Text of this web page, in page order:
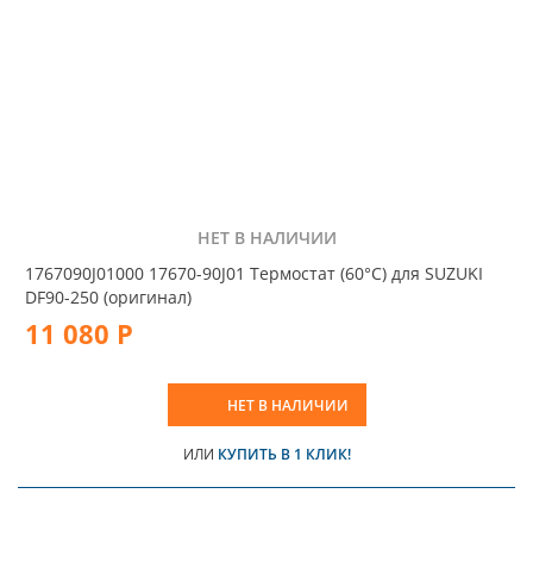
НЕТ В НАЛИЧИИ
1767090J01000 17670-90J01 Термостат (60°C) для SUZUKI
DF90-250 (оригинал)
11 080 Р
НЕТ В НАЛИЧИИ
ИЛИ КУПИТЬ В 1 КЛИК!